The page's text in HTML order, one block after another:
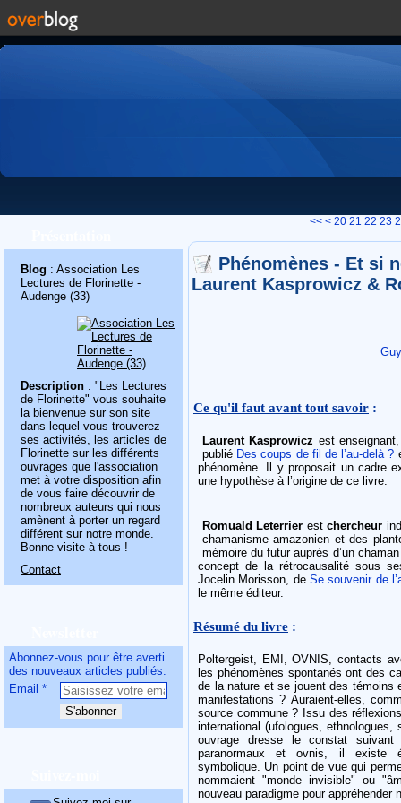
Blog : Association Les
Lectures de Florinette -
Audenge (33)
Description : "Les Lectures
de Florinette" vous souhaite
la bienvenue sur son site
dans lequel vous trouverez
ses activités, les articles de
Florinette sur les différents
ouvrages que l'association
met à votre disposition afin
de vous faire découvrir de
nombreux auteurs qui nous
amènent à porter un regard
différent sur notre monde.
Bonne visite à tous !
Contact
Abonnez-vous pour être averti
des nouveaux articles publiés.
Email
<< < 10
20 21 22 23
Phénomènes - Et si
Laurent Kasprowicz &
Ce qu'il faut avant tout savoir :
Laurent Kasprowicz est
publié Des coups de fil de l’au-delà ?
phénomène. Il y proposait un cadre
une hypothèse à l’origine de ce livre.
Romuald Leterrier estchercheur
chamanisme amazonien et des
mémoire du futur auprès d’un
concept de la rétrocausalité sous
Jocelin Morisson, deSe souvenir de
le même éditeur.
Résumé du livre :
Poltergeist, EMI, OVNIS, contacts
les phénomènes spontanés ont des
de la nature et se jouent des témoins
manifestations ? Auraient-elles,
source commune ? Issu des
international (ufologues,
ouvrage dresse le constat
paranormaux et ovnis, il existe
symbolique. Un point de vue qui
nommaient "monde invisible" ou
nouveau paradigme pour appréhender